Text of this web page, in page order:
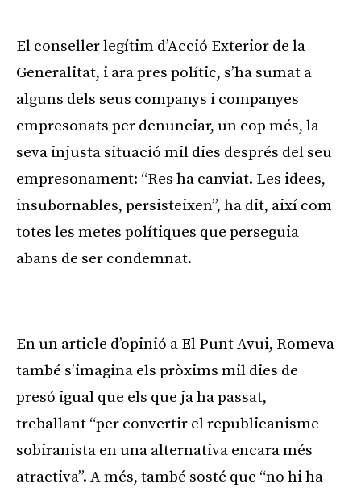
El conseller legítim d’Acció Exterior de la
Generalitat, i ara pres polític, s’ha sumat a
alguns dels seus companys i companyes
empresonats per denunciar, un cop més, la
seva injusta situació mil dies després del seu
empresonament: “Res ha canviat. Les idees,
insubornables, persisteixen”, ha dit, així com
totes les metes polítiques que perseguia
abans de ser condemnat.
En un article d’opinió a El Punt Avui, Romeva
també s’imagina els pròxims mil dies de
presó igual que els que ja ha passat,
treballant “per convertir el republicanisme
sobiranista en una alternativa encara més
atractiva”. A més, també sosté que “no hi ha